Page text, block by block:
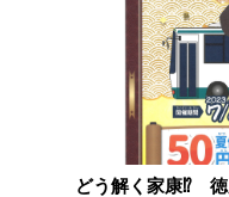
どう解く家康⁉ 徳